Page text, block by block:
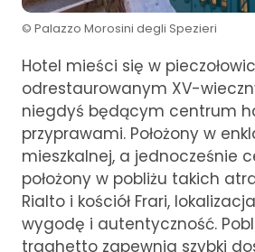
© Palazzo Morosini degli Spezieri
Hotel mieści się w
odrestaurowanym XV-
niegdyś będącym centrum
przyprawami. Położony w
mieszkalnej, a jednocześnie
położony w pobliżu takich
Rialto i kościół Frari,
wygodę i autentyczność.
traghetto zapewnia szybki